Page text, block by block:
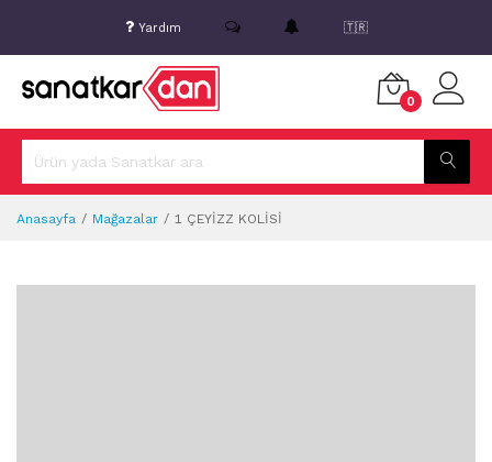
Yardım 🇹🇷
0
Anasayfa Mağazalar 1 ÇEYİZZ KOLİSİ